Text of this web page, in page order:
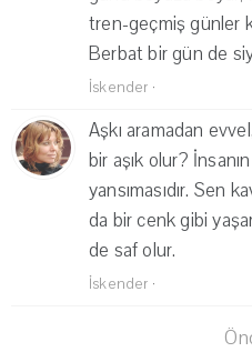
tren-geçmiş günler
Berbat bir gün de
İskender ·
Aşkı aramadan
bir aşık olur?
yansımasıdır. Sen
da bir cenk gibi
de saf olur.
İskender ·